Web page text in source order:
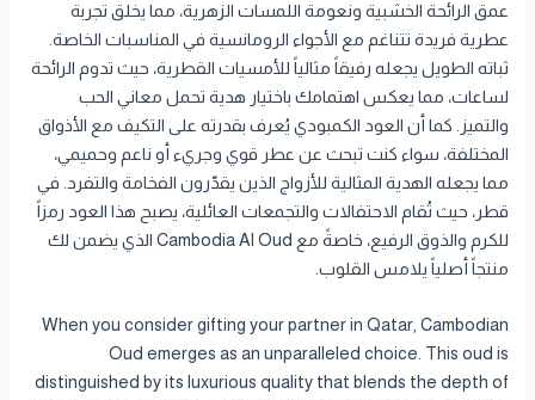
عمق الرائحة الخشبية ونعومة اللمسات الزهرية، مما يخلق تجربة
عطرية فريدة تتناغم مع الأجواء الرومانسية في المناسبات الخاصة.
ثباته الطويل يجعله رفيقاً مثالياً للأمسيات القطرية، حيث تدوم الرائحة
لساعات، مما يعكس اهتمامك باختيار هدية تحمل معاني الحب
والتميز. كما أن العود الكمبودي يُعرف بقدرته على التكيف مع الأذواق
المختلفة، سواء كنت تبحث عن عطر قوي وجريء أو ناعم وحميمي،
مما يجعله الهدية المثالية للأزواج الذين يقدّرون الفخامة والتفرد. في
قطر، حيث تُقام الاحتفالات والتجمعات العائلية، يصبح هذا العود رمزاً
للكرم والذوق الرفيع، خاصةً مع Cambodia Al Oud الذي يضمن لك
منتجاً أصلياً يلامس القلوب.
When you consider gifting your partner in Qatar, Cambodian
Oud emerges as an unparalleled choice. This oud is
distinguished by its luxurious quality that blends the depth of